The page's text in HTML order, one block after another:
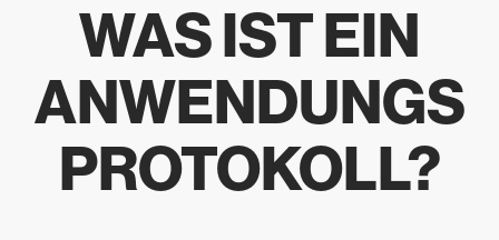
WAS IST EIN
ANWENDUNGS
PROTOKOLL?